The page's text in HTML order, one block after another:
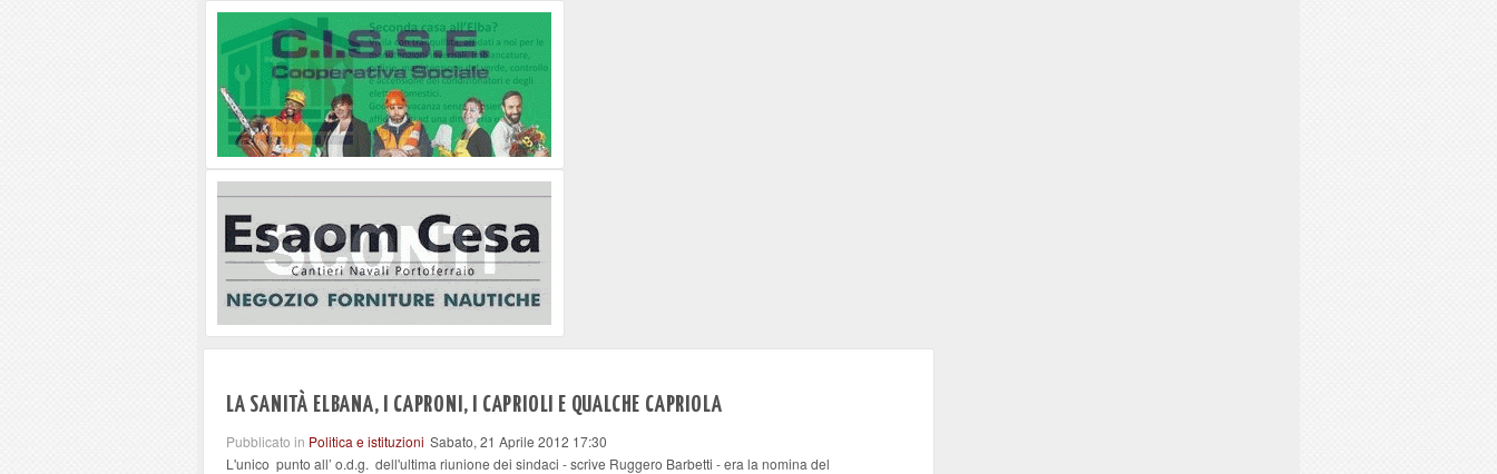
LA SANITÀ ELBANA, I CAPRONI, I CAPRIOLI E QUALCHE CAPRIOLA
Pubblicato in Politica e istituzioni Sabato, 21 Aprile 2012 17:30
L'unico punto all’ o.d.g. dell'ultima riunione dei sindaci - scrive Ruggero Barbetti - era la nomina del